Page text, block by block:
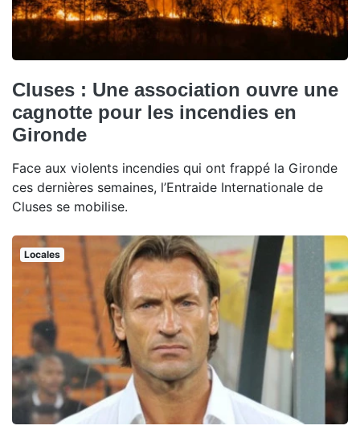
Cluses : Une association ouvre une
cagnotte pour les incendies en
Gironde
Face aux violents incendies qui ont frappé la Gironde
ces dernières semaines, l’Entraide Internationale de
Cluses se mobilise.
Locales